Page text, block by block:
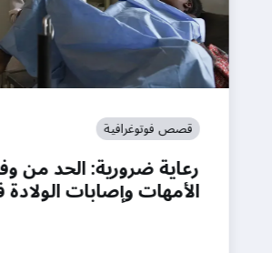
قصص فوتوغرافية
رعاية ضرورية: الحد من
الأمهات وإصابات الولادة